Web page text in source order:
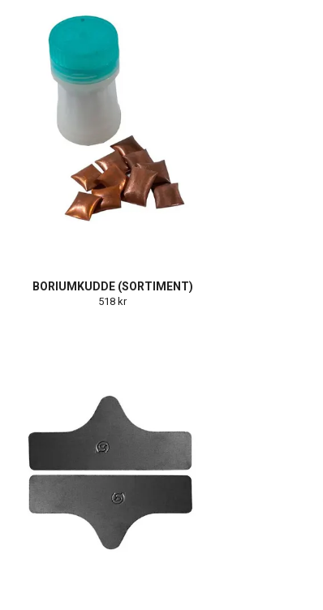
BORIUMKUDDE (SORTIMENT)
518 kr